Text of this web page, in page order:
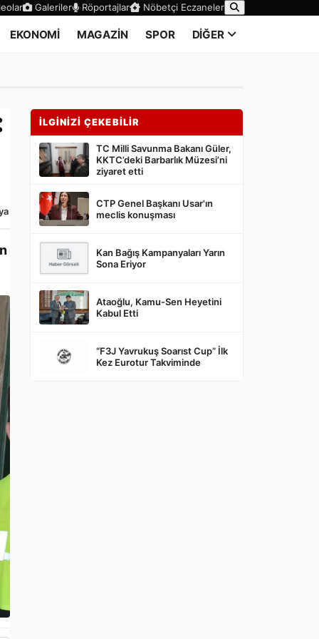
Galeriler Röportajlar Nöbetçi Eczaneler
EKONOMİ MAGAZİN SPOR DİĞER
İLGİNİZİ ÇEKEBİLİR
TC Milli Savunma Bakanı Güler,
KKTC’deki Barbarlık Müzesi’ni
ziyaret etti
CTP Genel Başkanı Usar'ın
meclis konuşması
Kan Bağış Kampanyaları Yarın
Sona Eriyor
Ataoğlu, Kamu-Sen Heyetini
Kabul Etti
“F3J Yavrukuş Soarıst Cup” İlk
Kez Eurotur Takviminde